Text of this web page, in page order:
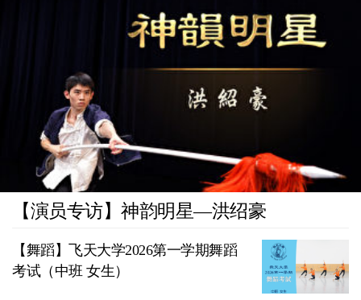
【演员专访】神韵明星—洪绍豪
【舞蹈】飞天大学2026第一学期舞蹈
考试（中班 女生）